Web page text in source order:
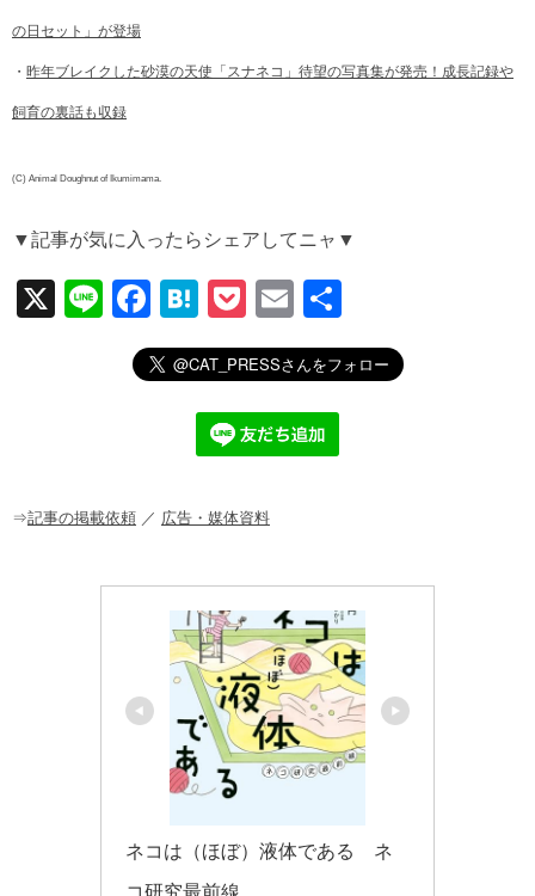
の日セット」が登場
・ 昨年ブレイクした砂漠の天使「スナネコ」待望の写真集が発売！成長記録や
飼育の裏話も収録
(C) Animal Doughnut of Ikumimama.
▼記事が気に入ったらシェアしてニャ▼
X
Li
F
a
c
o
H
at
e
n
a
P
o
ck
et
E
m
ail
有
⇒記事の掲載依頼 ／ 広告・媒体資料
ネコは（ほぼ）液体である　ネ